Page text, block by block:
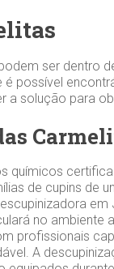
ser dentro
possível
a solução para
químicos
de cupins de
em
no ambiente
profissionais
A